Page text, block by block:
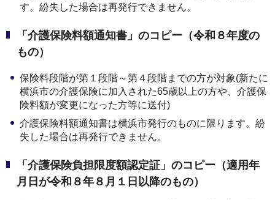
す。紛失した場合は再発行できません。
「介護保険料額通知書」のコピー（令和８年度の
もの）
保険料段階が第１段階～第４段階までの方が対象(新たに
横浜市の介護保険に加入された65歳以上の方や、介護保
険料額が変更になった方等に送付)
介護保険料額通知書は横浜市発行のものに限ります。紛
失した場合は再発行できません。
「介護保険負担限度額認定証」のコピー（適用年
月日が令和８年８月１日以降のもの）